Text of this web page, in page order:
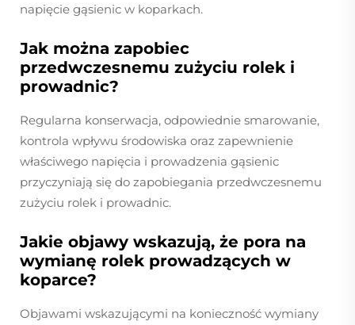
napięcie gąsienic w koparkach.
Jak można zapobiec
przedwczesnemu zużyciu rolek i
prowadnic?
Regularna konserwacja, odpowiednie smarowanie,
kontrola wpływu środowiska oraz zapewnienie
właściwego napięcia i prowadzenia gąsienic
przyczyniają się do zapobiegania przedwczesnemu
zużyciu rolek i prowadnic.
Jakie objawy wskazują, że pora na
wymianę rolek prowadzących w
koparce?
Objawami wskazującymi na konieczność wymiany